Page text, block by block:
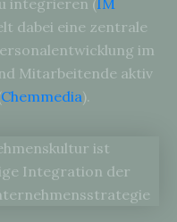
integrieren (IM
dabei eine zentrale
im
Mitarbeitende aktiv
Chemmedia).